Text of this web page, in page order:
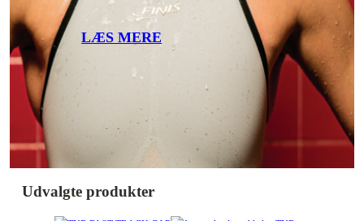
LÆS MERE
Udvalgte produkter